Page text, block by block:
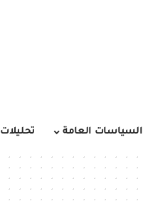
السياسات العامة تحليلات